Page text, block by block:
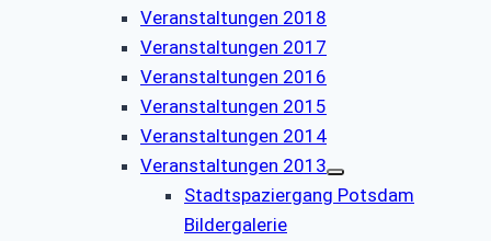
Veranstaltungen 2018
Veranstaltungen 2017
Veranstaltungen 2016
Veranstaltungen 2015
Veranstaltungen 2014
Veranstaltungen 2013
Stadtspaziergang Potsdam
Bildergalerie